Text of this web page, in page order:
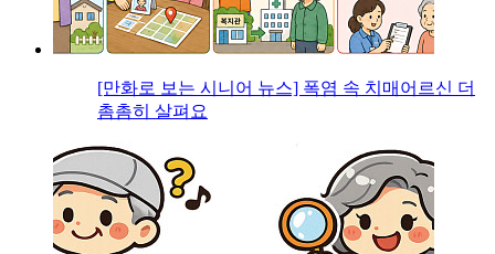
[만화로 보는 시니어 뉴스] 폭염 속 치매어르신 더
촘촘히 살펴요